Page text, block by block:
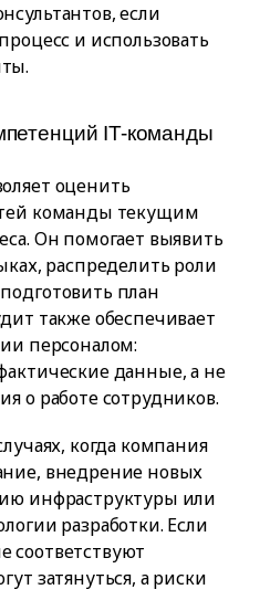
если
и использовать
IT-команды
оценить
команды текущим
Он помогает выявить
распределить роли
план
также обеспечивает
персоналом:
данные, а не
о работе сотрудников.
когда компания
внедрение новых
инфраструктуры или
разработки. Если
затянуться, а риски